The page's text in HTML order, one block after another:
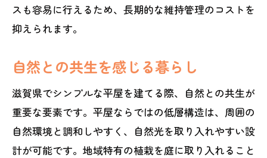
スも容易に行えるため、長期的な維持管理のコストを
抑えられます。
自然との共生を感じる暮らし
滋賀県でシンプルな平屋を建てる際、自然との共生が
重要な要素です。平屋ならではの低層構造は、周囲の
自然環境と調和しやすく、自然光を取り入れやすい設
計が可能です。地域特有の植栽を庭に取り入れること